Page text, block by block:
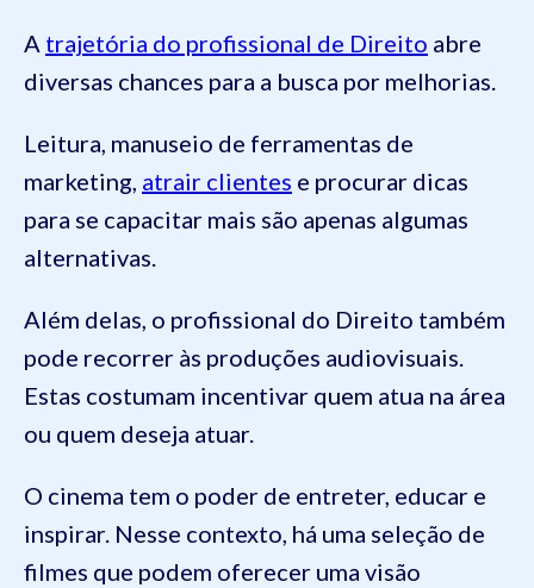
A trajetória do profissional de Direito abre
diversas chances para a busca por melhorias.
Leitura, manuseio de ferramentas de
marketing, atrair clientes e procurar dicas
para se capacitar mais são apenas algumas
alternativas.
Além delas, o profissional do Direito também
pode recorrer às produções audiovisuais.
Estas costumam incentivar quem atua na área
ou quem deseja atuar.
O cinema tem o poder de entreter, educar e
inspirar. Nesse contexto, há uma seleção de
filmes que podem oferecer uma visão